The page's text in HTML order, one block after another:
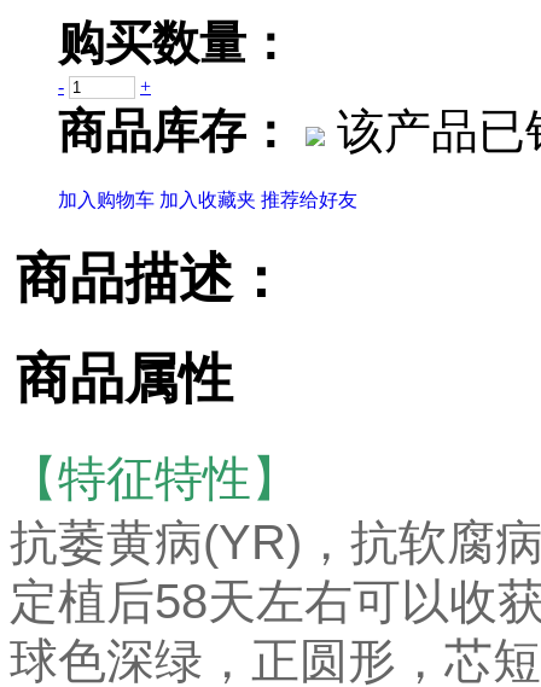
购买数量：
- +
商品库存： 该产品已
加入购物车 加入收藏夹 推荐给好友
商品描述：
商品属性
【特征特性】
抗萎黄病(YR)，抗软腐
定植后58天左右可以收
球色深绿，正圆形，芯